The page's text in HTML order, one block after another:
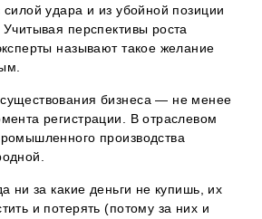
силой удара и из убойной позиции
перспективы роста
называют такое желание
бизнеса — не менее
регистрации. В отраслевом
производства
ни за какие деньги не купишь, их
и потерять (потому за них и